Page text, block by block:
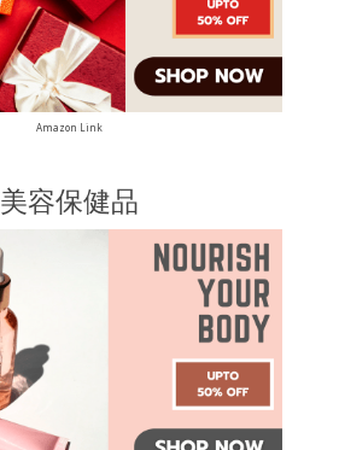
Amazon Link
美容保健品